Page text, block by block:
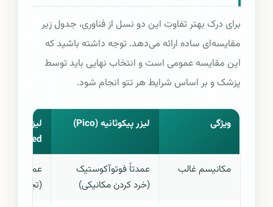
برای درک بهتر تفاوت این دو نسل از فناوری، جدول زیر
مقایسه‌ای ساده ارائه می‌دهد. توجه داشته باشید که
این مقایسه عمومی است و انتخاب نهایی باید توسط
پزشک و بر اساس شرایط هر تتو انجام شود.
ویژگی
لیزر پیکوثانیه (Pico)
switched)
مکانیسم غالب
عمدتاً فوتوآکوستیک
(خرد کردن مکانیکی)
عمدتاً
(تجزیه‌ی